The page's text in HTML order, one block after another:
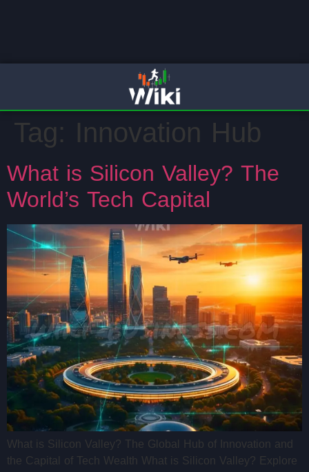
Tag: Innovation Hub
What is Silicon Valley? The
World’s Tech Capital
What is Silicon Valley? The Global Hub of Innovation and
the Capital of Tech Wealth What is Silicon Valley? Explore